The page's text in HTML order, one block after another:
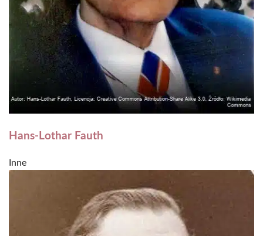
Hans-Lothar Fauth
Inne